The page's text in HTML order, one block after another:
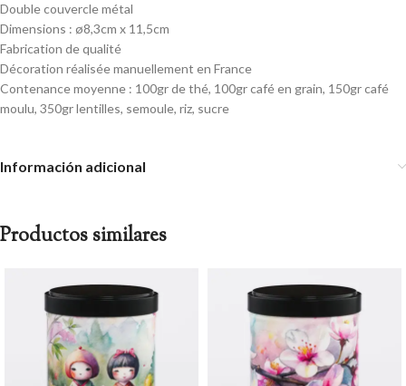
Double couvercle métal
Dimensions : ø8,3cm x 11,5cm
Fabrication de qualité
Décoration réalisée manuellement en France
Contenance moyenne : 100gr de thé, 100gr café en grain, 150gr café
moulu, 350gr lentilles, semoule, riz, sucre
Información adicional
Productos similares